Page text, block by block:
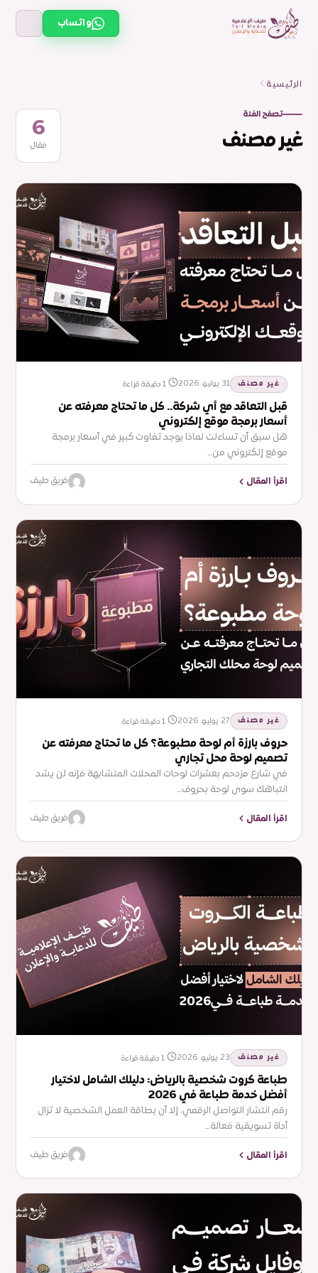
واتساب
الرئيسية
تصفح الفئة
غير مصنف 6
مقال
غير مصنف 31 يوليو، 2026
قبل التعاقد مع أي شركة.. كل ما تحتاج معرفته عن
أسعار برمجة موقع إلكتروني
هل سبق أن تساءلت لماذا يوجد تفاوت كبير في أسعار برمجة
موقع إلكتروني من…
اقرأ المقال فريق طيف
غير مصنف 27 يوليو، 2026
حروف بارزة أم لوحة مطبوعة؟ كل ما تحتاج معرفته عن
تصميم لوحة محل تجاري
في شارع مزدحم بعشرات لوحات المحلات المتشابهة فإنه لن يشد
انتباهك سوى لوحة بحروف…
اقرأ المقال فريق طيف
غير مصنف 23 يوليو، 2026
طباعة كروت شخصية بالرياض: دليلك الشامل لاختيار
أفضل خدمة طباعة في 2026
رقم انتشار التواصل الرقمي، إلا أن بطاقة العمل الشخصية لا تزال
أداة تسويقية فعالة…
اقرأ المقال فريق طيف